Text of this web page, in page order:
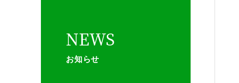
NEWS
お知らせ